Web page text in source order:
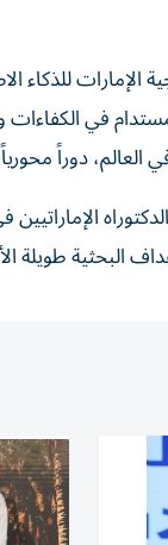
في
دوراً
الدكتوراه
البحثية طويلة